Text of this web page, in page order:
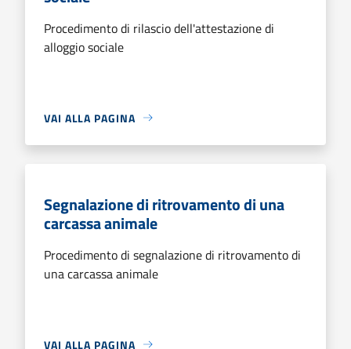
Procedimento di rilascio dell'attestazione di
alloggio sociale
VAI ALLA PAGINA
Segnalazione di ritrovamento di una
carcassa animale
Procedimento di segnalazione di ritrovamento di
una carcassa animale
VAI ALLA PAGINA